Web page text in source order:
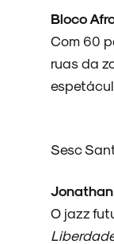
ESPECIAIS
Bloco
Com 60
ruas da
Sesc
Jonathan
O jazz